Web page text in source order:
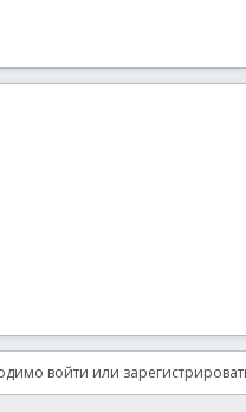
войти или